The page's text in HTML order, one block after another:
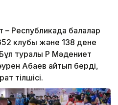
Республикада балалар
клубы және 138 дене
туралы ҚР Мәдениет
Абаев айтып берді,
тілшісі.